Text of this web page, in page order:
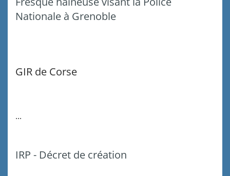
Nationale à Grenoble
GIR de Corse
...
IRP - Décret de création